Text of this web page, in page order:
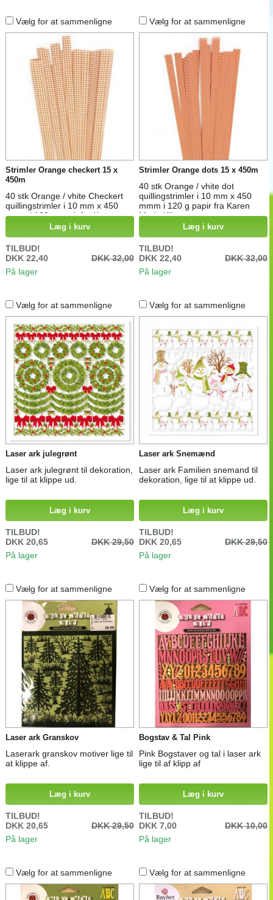
Vælg for at sammenligne
Strimler Orange checkert 15 x
450m
40 stk Orange / vhite Checkert
quillingstrimler i 10 mm x 450
mmm i 120 g papir fra Karen
Læg i kurv
TILBUD!
DKK 22,40
DKK 32,00
På lager
Vælg for at sammenligne
Strimler Orange dots 15 x 450m
40 stk Orange / vhite dot
quillingstrimler i 10 mm x 450
mmm i 120 g papir fra Karen
Marie Klip
Læg i kurv
TILBUD!
DKK 22,40
DKK 32,00
På lager
Vælg for at sammenligne
Laser ark julegrønt
Laser ark julegrønt til dekoration,
lige til at klippe ud.
Læg i kurv
TILBUD!
DKK 20,65
DKK 29,50
På lager
Vælg for at sammenligne
Laser ark Snemænd
Laser ark Familien snemand til
dekoration, lige til at klippe ud.
Læg i kurv
TILBUD!
DKK 20,65
DKK 29,50
På lager
Vælg for at sammenligne
Laser ark Granskov
Laserark granskov motiver lige til
at klippe af.
Læg i kurv
TILBUD!
DKK 20,65
DKK 29,50
På lager
Vælg for at sammenligne
Bogstav & Tal Pink
Pink Bogstaver og tal i laser ark
lige til af klipp af
Læg i kurv
TILBUD!
DKK 7,00
DKK 10,00
På lager
Vælg for at sammenligne Vælg for at sammenligne